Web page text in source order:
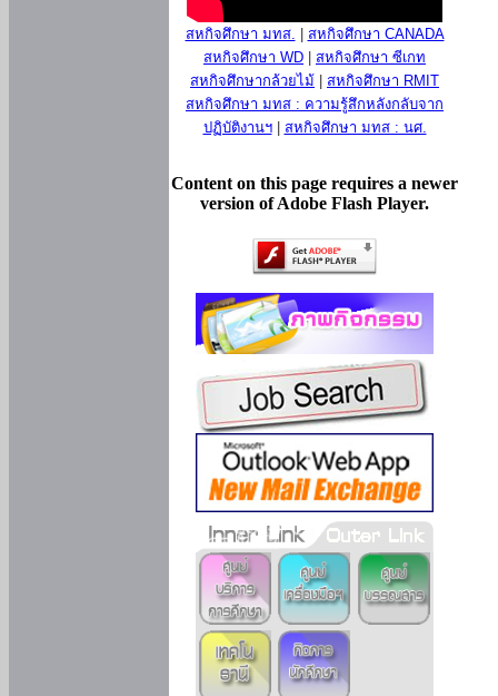
สหกิจศึกษา มทส.
สหกิจศึกษา CANADA
สหกิจศึกษา WD
สหกิจศึกษา ซีเกท
สหกิจศึกษากล้วยไม้
สหกิจศึกษา RMIT
สหกิจศึกษา มทส : ความรู้สึกหลังกลับจาก
ปฏิบัติงานฯ| สหกิจศึกษา มทส : นศ.
Content on this page requires a newer
version of Adobe Flash Player.